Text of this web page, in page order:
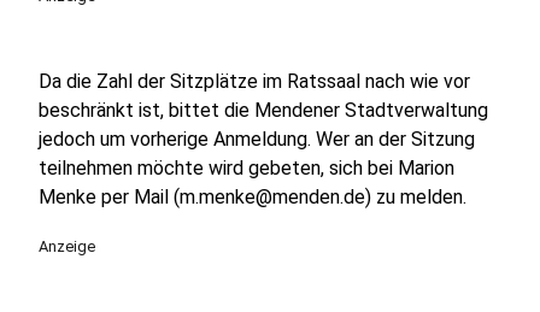
Da die Zahl der Sitzplätze im Ratssaal nach wie vor
beschränkt ist, bittet die Mendener Stadtverwaltung
jedoch um vorherige Anmeldung. Wer an der Sitzung
teilnehmen möchte wird gebeten, sich bei Marion
Menke per Mail (m.menke@menden.de) zu melden.
Anzeige